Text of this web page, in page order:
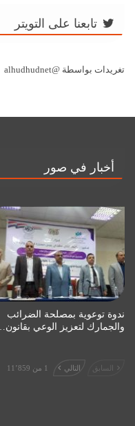
تابعنا على التويتر
تغريدات بواسطة @alhudhudnet
أخبار في صور
ندوة توعوية بمصلحة الضرائب
والجمارك لتعزيز الوعي بقانون…
السابق التالي 1 من 11٬859